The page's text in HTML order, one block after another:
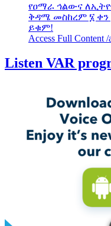
የዐማራ ኅልውና
ቅዳሜ መስከረም ፮ ቀን
ይቁም!
Access Full Content /
Listen VAR